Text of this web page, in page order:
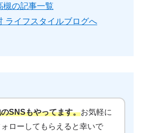
槻の記事一覧
SNSもやってます。お気軽に
ォローしてもらえると幸いで